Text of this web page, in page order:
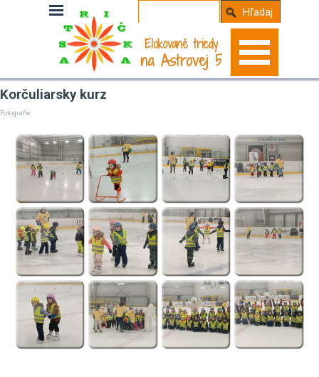
Elokované triedy
na Astrovej 5
Hľadaj
Korčuliarsky kurz
Fotografie